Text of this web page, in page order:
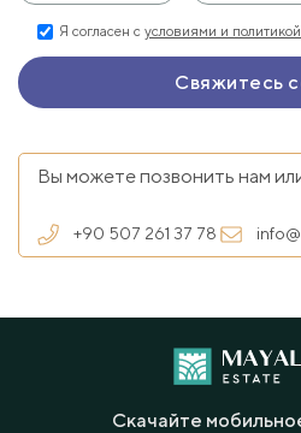
Я согласен с условиями и
Вы можете позвонить нам
+90 507 261 37 78
Скачайте